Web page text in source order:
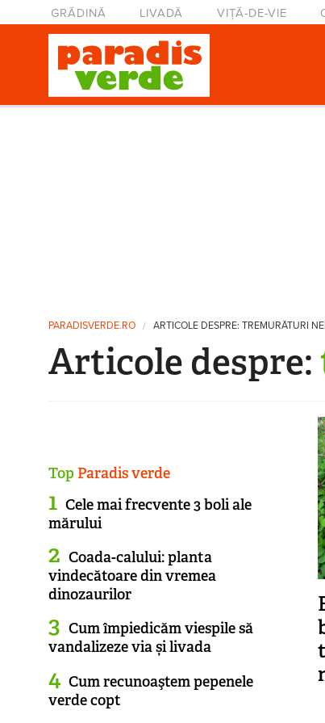
Mergi la conţinutul principal
Meniu principal
GRĂDINĂ LIVADĂ VIȚĂ-DE-VIE
Eşti aici
PARADISVERDE.RO ARTICOLE DESPRE: TREMURĂTURI
Articole despre:
TopParadis verde
Cele mai frecvente 3 boli ale
mărului
Coada-calului: planta
vindecătoare din vremea
dinozaurilor
Cum împiedicăm viespile să
vandalizeze via și livada
Cum recunoaştem pepenele
verde copt